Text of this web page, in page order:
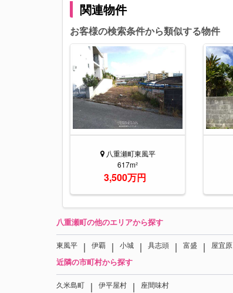
関連物件
お客様の検索条件から類似する物件
八重瀬町東風平
617m²
3,500万円
八重瀬町の他のエリアから探す
東風平 ｜ 伊覇 ｜ 小城 ｜ 具志頭 ｜ 富盛 ｜ 屋宜原
近隣の市町村から探す
久米島町 ｜ 伊平屋村 ｜ 座間味村